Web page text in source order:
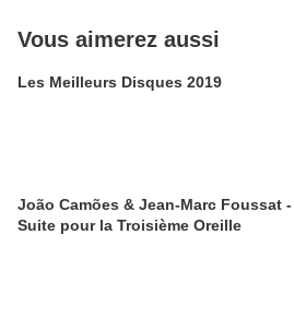
Vous aimerez aussi
Les Meilleurs Disques 2019
João Camões & Jean-Marc Foussat -
Suite pour la Troisième Oreille